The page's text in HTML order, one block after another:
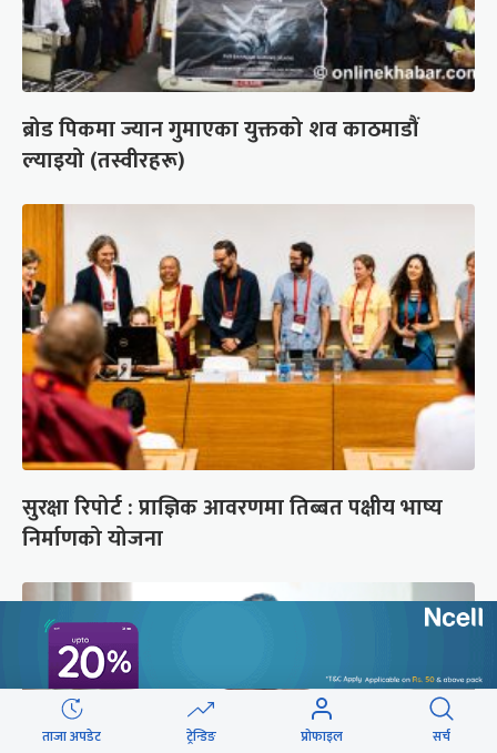
ब्रोड पिकमा ज्यान गुमाएका युक्तको शव काठमाडौं
ल्याइयो (तस्वीरहरू)
सुरक्षा रिपोर्ट : प्राज्ञिक आवरणमा तिब्बत पक्षीय भाष्य
निर्माणको योजना
ताजा अपडेट ट्रेन्डिङ प्रोफाइल सर्च